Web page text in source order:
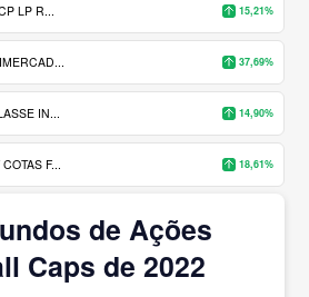
LP R... 15,21%
37,69%
IN... 14,90%
F... 18,61%
de Ações
Caps de 2022